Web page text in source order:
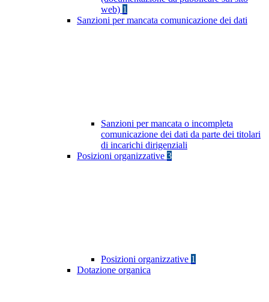
web) 1
Sanzioni per mancata comunicazione dei dati
Sanzioni per mancata o incompleta
comunicazione dei dati da parte dei titolari
di incarichi dirigenziali
Posizioni organizzative 3
Posizioni organizzative 1
Dotazione organica